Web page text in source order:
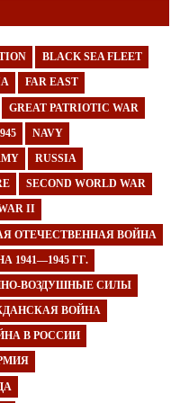
BLACK SEA FLEET
FAR EAST
GREAT PATRIOTIC WAR
NAVY
RUSSIA
SECOND WORLD WAR
II
ОТЕЧЕСТВЕННАЯ ВОЙНА
ГГ.
ВОЗДУШНЫЕ СИЛЫ
ВОЙНА
В РОССИИ